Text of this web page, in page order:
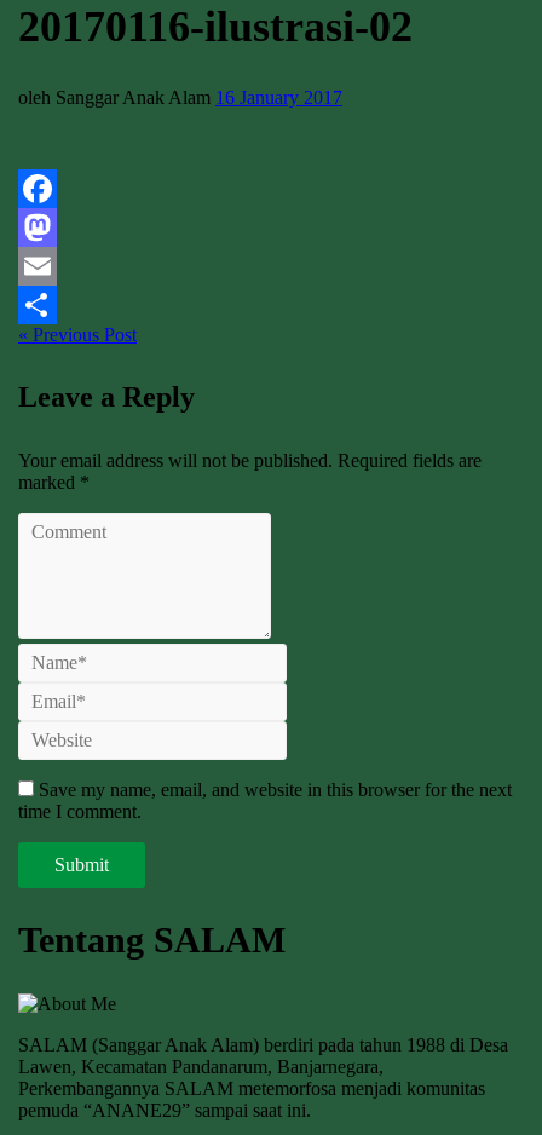
20170116-ilustrasi-02
oleh Sanggar Anak Alam 16 January 2017
Facebook
Mastodon
Email
Share
« Previous Post
Leave a Reply
Your email address will not be published. Required fields are
marked *
Save my name, email, and website in this browser for the next
time I comment.
Tentang SALAM
SALAM (Sanggar Anak Alam) berdiri pada tahun 1988 di Desa
Lawen, Kecamatan Pandanarum, Banjarnegara,
Perkembangannya SALAM metemorfosa menjadi komunitas
pemuda “ANANE29” sampai saat ini.